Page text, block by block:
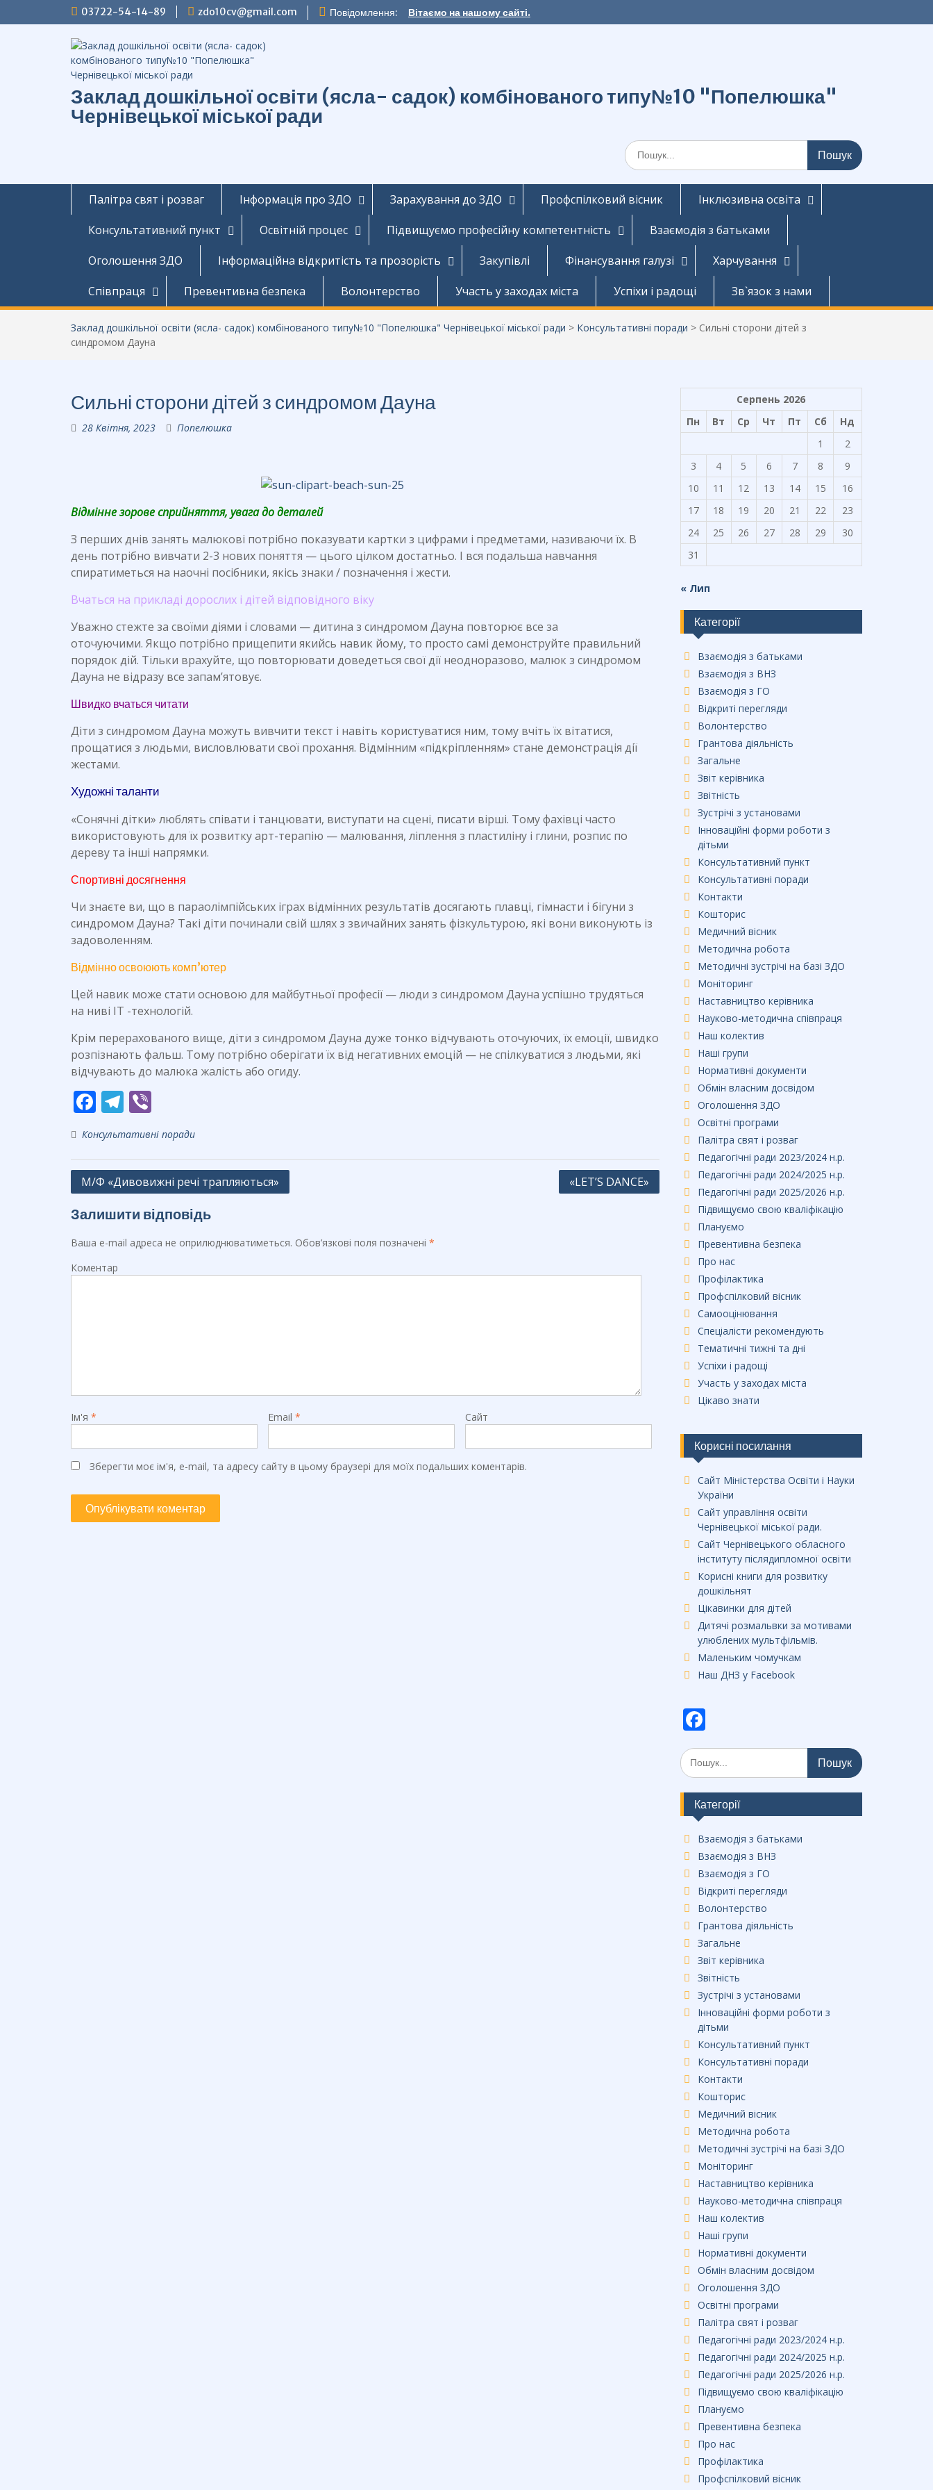
до
03722-54-14-89 zdo10cv@gmail.com Повідомлення: Вітаємо на нашому сайті.
Заклад дошкільної освіти (ясла- садок) комбінованого типу№10 "Попелюшка"
Чернівецької міської ради
Шукати:
Палітра свят і розваг Інформація про ЗДО Зарахування до ЗДО Профспілковий вісник
Інклюзивна освіта
Консультативний пункт
Освітній процес Підвищуємо професійну компетентність
Взаємодія з батьками
Оголошення ЗДО
Інформаційна відкритість та прозорість Закупівлі Фінансування галузі
Харчування
Співпраця
Превентивна безпека Волонтерство Участь у заходах міста Успіхи і радощі Зв`язок з нами
Заклад дошкільної освіти (ясла- садок) комбінованого типу№10 "Попелюшка" Чернівецької міської ради > Консультативні поради > Сильні сторони дітей з
синдромом Дауна
Сильні сторони дітей з синдромом Дауна
28 Квітня, 2023 Попелюшка
Відмінне зорове сприйняття, увага до деталей
З перших днів занять малюкові потрібно показувати картки з цифрами і предметами, називаючи їх. В
день потрібно вивчати 2-3 нових поняття — цього цілком достатньо. І вся подальша навчання
спиратиметься на наочні посібники, якісь знаки / позначення і жести.
Вчаться на прикладі дорослих і дітей відповідного віку
Уважно стежте за своїми діями і словами — дитина з синдромом Дауна повторює все за
оточуючими. Якщо потрібно прищепити якийсь навик йому, то просто самі демонструйте правильний
порядок дій. Тільки врахуйте, що повторювати доведеться свої дії неодноразово, малюк з синдромом
Дауна не відразу все запам’ятовує.
Швидко вчаться читати
Діти з синдромом Дауна можуть вивчити текст і навіть користуватися ним, тому вчіть їх вітатися,
прощатися з людьми, висловлювати свої прохання. Відмінним «підкріпленням» стане демонстрація дії
жестами.
Художні таланти
«Сонячні дітки» люблять співати і танцювати, виступати на сцені, писати вірші. Тому фахівці часто
використовують для їх розвитку арт-терапію — малювання, ліплення з пластиліну і глини, розпис по
дереву та інші напрямки.
Спортивні досягнення
Чи знаєте ви, що в параолімпійських іграх відмінних результатів досягають плавці, гімнасти і бігуни з
синдромом Дауна? Такі діти починали свій шлях з звичайних занять фізкультурою, які вони виконують із
задоволенням.
Відмінно освоюють комп’ютер
Цей навик може стати основою для майбутньої професії — люди з синдромом Дауна успішно трудяться
на ниві IT -технологій.
Крім перерахованого вище, діти з синдромом Дауна дуже тонко відчувають оточуючих, їх емоції, швидко
розпізнають фальш. Тому потрібно оберігати їх від негативних емоцій — не спілкуватися з людьми, які
відчувають до малюка жалість або огиду.
F
e
b
o
o
k
T
e
gr
a
m
b
er
Консультативні поради
Навігація
М/Ф «Дивовижні речі трапляються» «LET’S DANCE»
Залишити відповідь
Ваша e-mail адреса не оприлюднюватиметься. Обов’язкові поля позначені *
Коментар
Ім'я * Email * Сайт
Зберегти моє ім'я, e-mail, та адресу сайту в цьому браузері для моїх подальших коментарів.
Серпень 2026
Пн
Вт Ср Чт Пт Сб
Нд
1
2
3
4 5 6 7 8
9
10
11 12 13 14 15
16
17
18 19 20 21 22
23
24
25 26 27 28 29
30
31
« Лип
Категорії
Взаємодія з батьками
Взаємодія з ВНЗ
Взаємодія з ГО
Відкриті перегляди
Волонтерство
Грантова діяльність
Загальне
Звіт керівника
Звітність
Зустрічі з установами
Інноваційні форми роботи з
дітьми
Консультативний пункт
Консультативні поради
Контакти
Кошторис
Медичний вісник
Методична робота
Методичні зустрічі на базі ЗДО
Моніторинг
Наставництво керівника
Науково-методична співпраця
Наш колектив
Наші групи
Нормативні документи
Обмін власним досвідом
Оголошення ЗДО
Освітні програми
Палітра свят і розваг
Педагогічні ради 2023/2024 н.р.
Педагогічні ради 2024/2025 н.р.
Педагогічні ради 2025/2026 н.р.
Підвищуємо свою кваліфікацію
Плануємо
Превентивна безпека
Про нас
Профілактика
Профспілковий вісник
Самооцінювання
Спеціалісти рекомендують
Тематичні тижні та дні
Успіхи і радощі
Участь у заходах міста
Цікаво знати
Корисні посилання
Сайт Міністерства Освіти і Науки
України
Сайт управління освіти
Чернівецької міської ради.
Сайт Чернівецького обласного
інституту післядипломної освіти
Корисні книги для розвитку
дошкільнят
Цікавинки для дітей
Дитячі розмальвки за мотивами
улюблених мультфільмів.
Маленьким чомучкам
Наш ДНЗ у Facebook
F
ac
e
b
o
o
k
Шукати:
Категорії
Взаємодія з батьками
Взаємодія з ВНЗ
Взаємодія з ГО
Відкриті перегляди
Волонтерство
Грантова діяльність
Загальне
Звіт керівника
Звітність
Зустрічі з установами
Інноваційні форми роботи з
дітьми
Консультативний пункт
Консультативні поради
Контакти
Кошторис
Медичний вісник
Методична робота
Методичні зустрічі на базі ЗДО
Моніторинг
Наставництво керівника
Науково-методична співпраця
Наш колектив
Наші групи
Нормативні документи
Обмін власним досвідом
Оголошення ЗДО
Освітні програми
Палітра свят і розваг
Педагогічні ради 2023/2024 н.р.
Педагогічні ради 2024/2025 н.р.
Педагогічні ради 2025/2026 н.р.
Підвищуємо свою кваліфікацію
Плануємо
Превентивна безпека
Про нас
Профілактика
Профспілковий вісник